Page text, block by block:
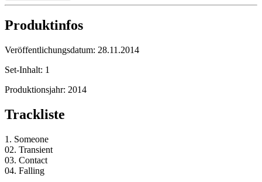
Produktinfos
Veröffentlichungsdatum: 28.11.2014
Set-Inhalt: 1
Produktionsjahr: 2014
Trackliste
1. Someone
02. Transient
03. Contact
04. Falling